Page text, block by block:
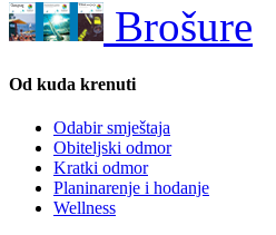
Brošure
Od kuda krenuti
Odabir smještaja
Obiteljski odmor
Kratki odmor
Planinarenje i hodanje
Wellness